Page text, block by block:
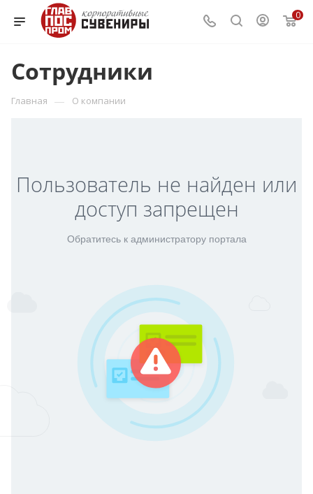
0
Сотрудники
Главная — О компании
Пользователь не найден или
доступ запрещен
Обратитесь к администратору портала